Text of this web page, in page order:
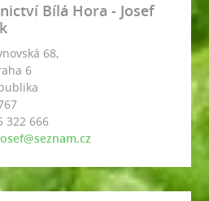
Bílá Hora - Josef
68,
6
322 666